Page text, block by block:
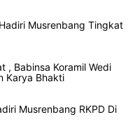
Musrenbang Tingkat
, Babinsa Koramil Wedi
Karya Bhakti
Musrenbang RKPD Di